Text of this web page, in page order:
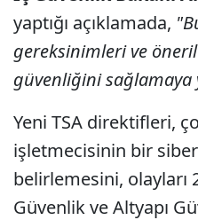
yaptığı açıklamada,
gereksinimleri ve
güvenliğini sağlamaya
Yeni TSA direktifleri,
işletmecisinin bir
belirlemesini, olayları
Güvenlik ve Altyapı